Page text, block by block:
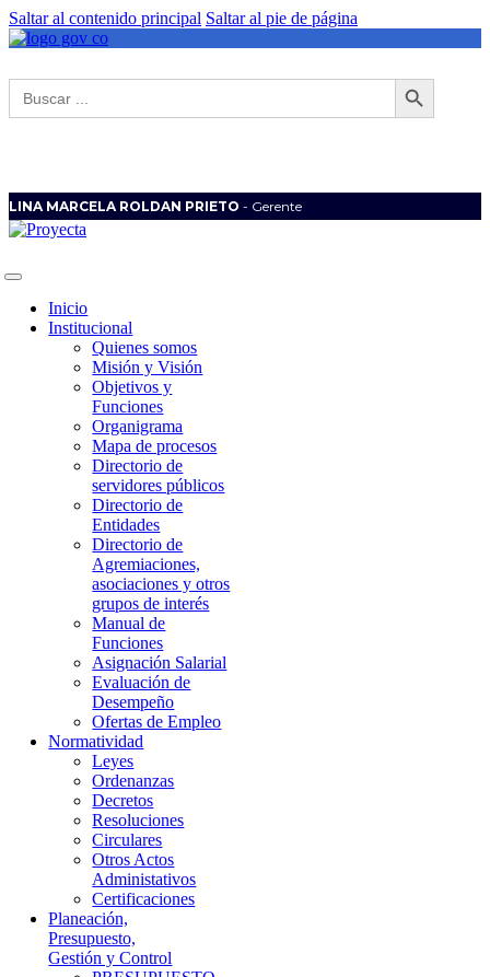
Saltar al contenido principal Saltar al pie de página
Buscar: Botón de búsqueda
LINA MARCELA ROLDAN PRIETO - Gerente
Inicio
Institucional
Quienes somos
Misión y Visión
Objetivos y
Funciones
Organigrama
Mapa de procesos
Directorio de
servidores públicos
Directorio de
Entidades
Directorio de
Agremiaciones,
asociaciones y otros
grupos de interés
Manual de
Funciones
Asignación Salarial
Evaluación de
Desempeño
Ofertas de Empleo
Normatividad
Leyes
Ordenanzas
Decretos
Resoluciones
Circulares
Otros Actos
Administativos
Certificaciones
Planeación,
Presupuesto,
Gestión y Control